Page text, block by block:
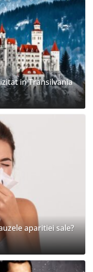
in Transilvania
aparitiei sale?